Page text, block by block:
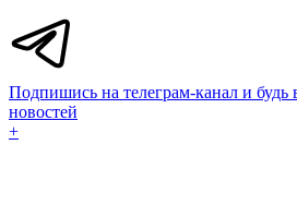
Подпишись на телеграм-канал и будь
новостей
+